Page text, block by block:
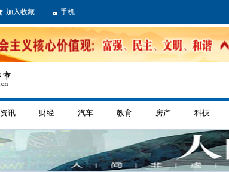
加入收藏 手机
资讯 财经 汽车 教育 房产 科技